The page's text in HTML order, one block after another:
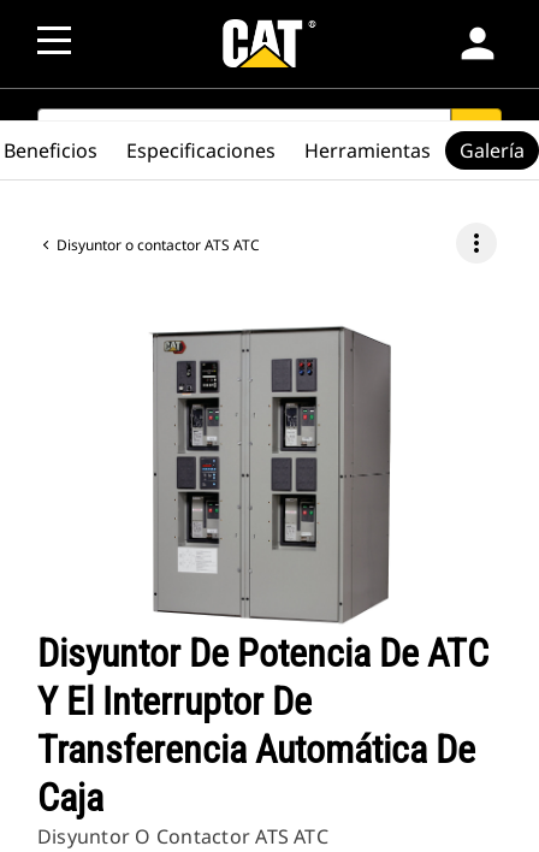
person
SEARCH search
Disyuntor o contactor ATS ATC more_vert
Disyuntor De Potencia De ATC
Y El Interruptor De
Transferencia Automática De
Caja
Disyuntor O Contactor ATS ATC
Beneficios Especificaciones Herramientas Galería